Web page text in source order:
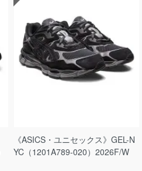
《ASICS・ユニセックス》GEL-N
YC（1201A789-020）2026F/W